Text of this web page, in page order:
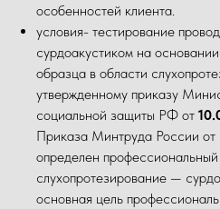
особенностей клиента.
условия- тестирование
сурдоакустиком на
образца в области
утвержденному приказу
социальной защиты РФ от
Приказа Минтруда России
определен
слухопротезирование —
основная цель